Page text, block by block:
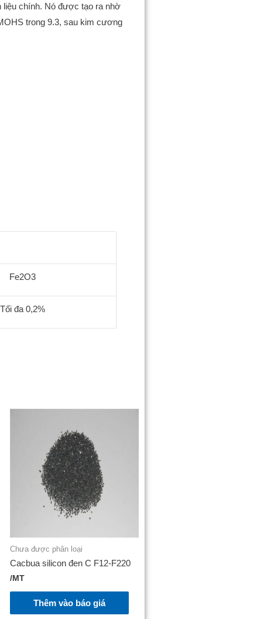
liệu chính. Nó được tạo ra nhờ
trong 9.3, sau kim cương
Fe2O3
Tối đa 0,2%
Chưa được phân loại
Cacbua silicon đen C F12-F220
/MT
Thêm vào báo giá